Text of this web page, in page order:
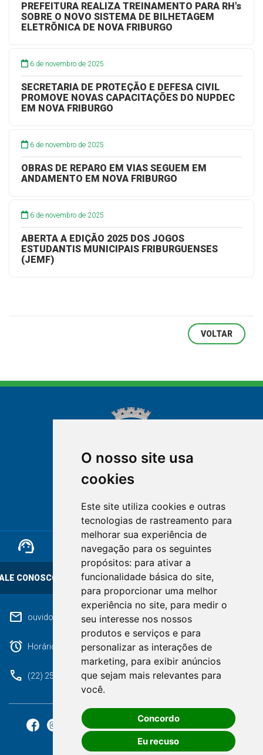
O nosso site usa
cookies
Este site utiliza cookies e outras
tecnologias de rastreamento para
melhorar sua experiência de
navegação para os seguintes
propósitos: para ativar a
funcionalidade básica do site,
para proporcionar uma melhor
experiência no site, para medir o
seu interesse nos nossos
produtos e serviços e para
personalizar as interações de
marketing, para exibir anúncios
que sejam mais relevantes para
você.
Concordo
Eu recuso
PREFEITURA REALIZA TREINAMENTO PARA RH's
SOBRE O NOVO SISTEMA DE BILHETAGEM
ELETRÕNICA DE NOVA FRIBURGO
6 de novembro de 2025
SECRETARIA DE PROTEÇÃO E DEFESA CIVIL
PROMOVE NOVAS CAPACITAÇÕES DO NUPDEC
EM NOVA FRIBURGO
6 de novembro de 2025
OBRAS DE REPARO EM VIAS SEGUEM EM
ANDAMENTO EM NOVA FRIBURGO
6 de novembro de 2025
ABERTA A EDIÇÃO 2025 DOS JOGOS
ESTUDANTIS MUNICIPAIS FRIBURGUENSES
(JEMF)
VOLTAR
NOVA FRIBURGO
RIO DE JANEIRO
mail ouvidoriageral@pmnf.rj.gov.br
alarm Horário de atendimento: Segunda a Sexta das 09h às 17h.
phone (22) 2525-9100
support_agent
CONOSCO
mail
OUVIDORIA